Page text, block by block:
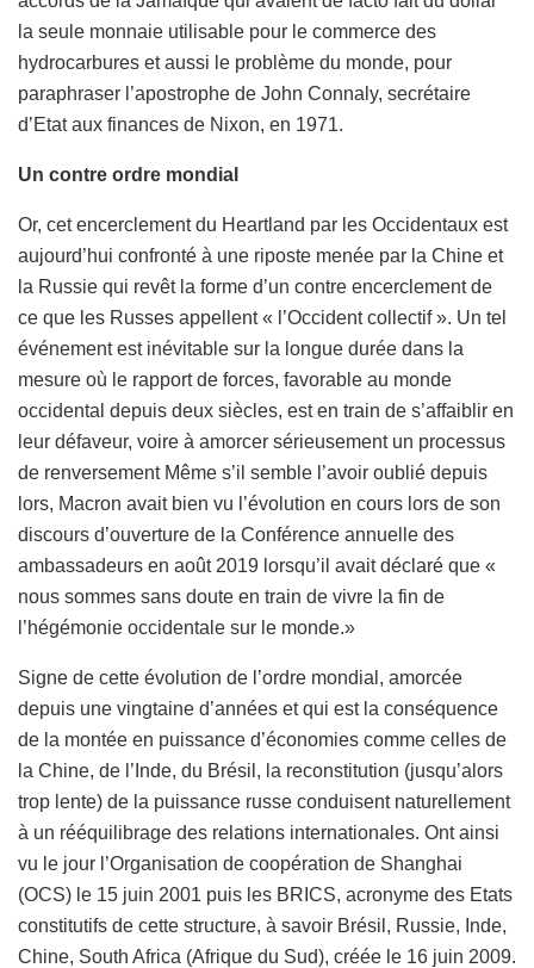
la seule monnaie utilisable pour le commerce des
hydrocarbures et aussi le problème du monde, pour
paraphraser l’apostrophe de John Connaly, secrétaire
d’Etat aux finances de Nixon, en 1971.
Un contre ordre mondial
Or, cet encerclement du Heartland par les Occidentaux est
aujourd’hui confronté à une riposte menée par la Chine et
la Russie qui revêt la forme d’un contre encerclement de
ce que les Russes appellent « l’Occident collectif ». Un tel
événement est inévitable sur la longue durée dans la
mesure où le rapport de forces, favorable au monde
occidental depuis deux siècles, est en train de s’affaiblir en
leur défaveur, voire à amorcer sérieusement un processus
de renversement Même s’il semble l’avoir oublié depuis
lors, Macron avait bien vu l’évolution en cours lors de son
discours d’ouverture de la Conférence annuelle des
ambassadeurs en août 2019 lorsqu’il avait déclaré que «
nous sommes sans doute en train de vivre la fin de
l’hégémonie occidentale sur le monde.»
Signe de cette évolution de l’ordre mondial, amorcée
depuis une vingtaine d’années et qui est la conséquence
de la montée en puissance d’économies comme celles de
la Chine, de l’Inde, du Brésil, la reconstitution (jusqu’alors
trop lente) de la puissance russe conduisent naturellement
à un rééquilibrage des relations internationales. Ont ainsi
vu le jour l’Organisation de coopération de Shanghai
(OCS) le 15 juin 2001 puis les BRICS, acronyme des Etats
constitutifs de cette structure, à savoir Brésil, Russie, Inde,
Chine, South Africa (Afrique du Sud), créée le 16 juin 2009.